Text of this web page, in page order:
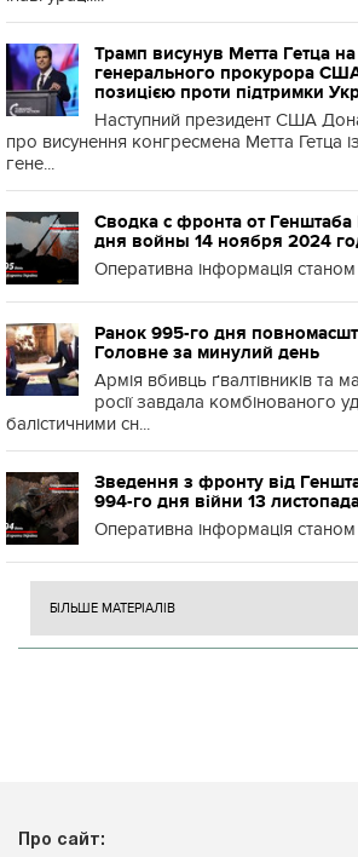
Трамп висунув Метта Гетца
генерального прокурора
позицією проти підтримки
Наступний президент США
про висунення конгресмена Метта Гетца
гене...
Сводка с фронта от
дня войны 14 ноября 2024
Оперативна інформація
Ранок 995-го дня
Головне за минулий день
Армія вбивць ґвалтівників та
росії завдала комбінованого
балістичними сн...
Зведення з фронту від
994-го дня війни 13
Оперативна інформація
БІЛЬШЕ МАТЕРІАЛІВ
Про сайт: